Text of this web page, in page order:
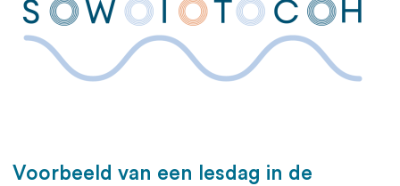
Voorbeeld van een lesdag in de